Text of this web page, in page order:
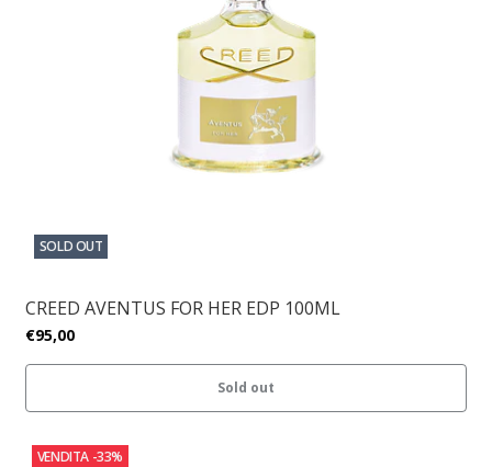
SOLD OUT
CREED AVENTUS FOR HER EDP 100ML
€95,00
Sold out
VENDITA -33%